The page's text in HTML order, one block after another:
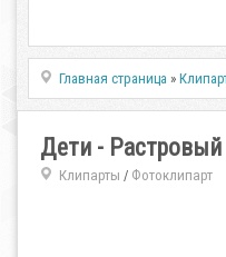
Главная страница »
Дети - Растровый
Клипарты / Фотоклипарт